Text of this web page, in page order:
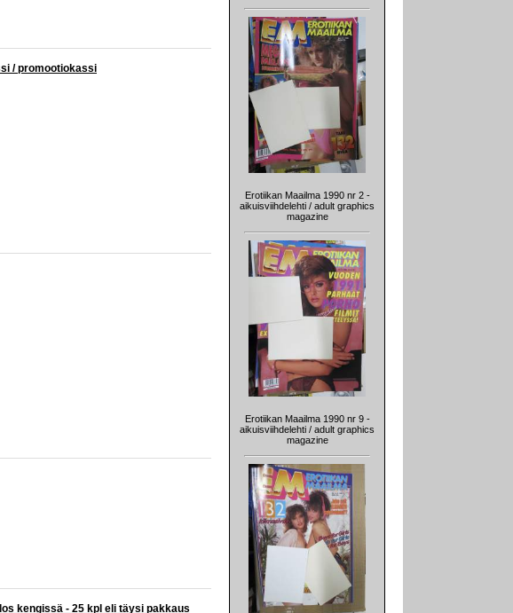
/ promootiokassi
kengissä - 25 kpl eli täysi pakkaus
Erotiikan Maailma 1990 nr 2 -
aikuisviihdelehti / adult graphics
magazine
Erotiikan Maailma 1990 nr 9 -
aikuisviihdelehti / adult graphics
magazine